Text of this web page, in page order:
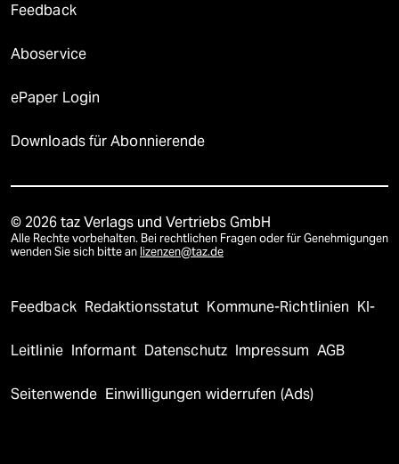
Feedback
Aboservice
ePaper Login
Downloads für Abonnierende
© 2026 taz Verlags und Vertriebs GmbH
Alle Rechte vorbehalten. Bei rechtlichen Fragen oder für Genehmigungen
wenden Sie sich bitte an lizenzen@taz.de
Feedback Redaktionsstatut Kommune-Richtlinien KI-
Leitlinie Informant Datenschutz Impressum AGB
Seitenwende Einwilligungen widerrufen (Ads)